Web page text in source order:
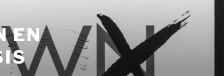
EN